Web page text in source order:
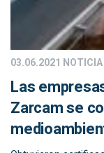
03.06.2021 NOTICIA
Las
Zarcam se